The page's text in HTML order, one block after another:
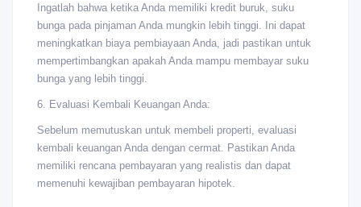
Ingatlah bahwa ketika Anda memiliki kredit buruk, suku
bunga pada pinjaman Anda mungkin lebih tinggi. Ini dapat
meningkatkan biaya pembiayaan Anda, jadi pastikan untuk
mempertimbangkan apakah Anda mampu membayar suku
bunga yang lebih tinggi.
6. Evaluasi Kembali Keuangan Anda:
Sebelum memutuskan untuk membeli properti, evaluasi
kembali keuangan Anda dengan cermat. Pastikan Anda
memiliki rencana pembayaran yang realistis dan dapat
memenuhi kewajiban pembayaran hipotek.